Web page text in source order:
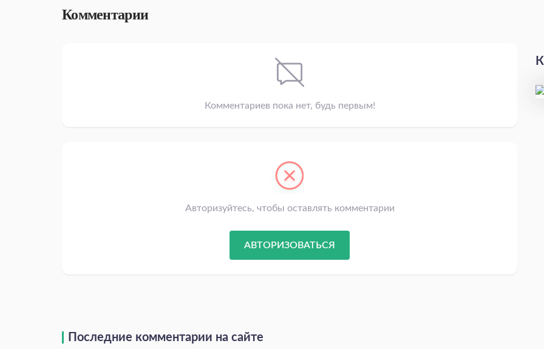
Комментарии
Комментариев пока нет, будь первым!
Авторизуйтесь, чтобы оставлять комментарии
АВТОРИЗОВАТЬСЯ
Последние комментарии на сайте